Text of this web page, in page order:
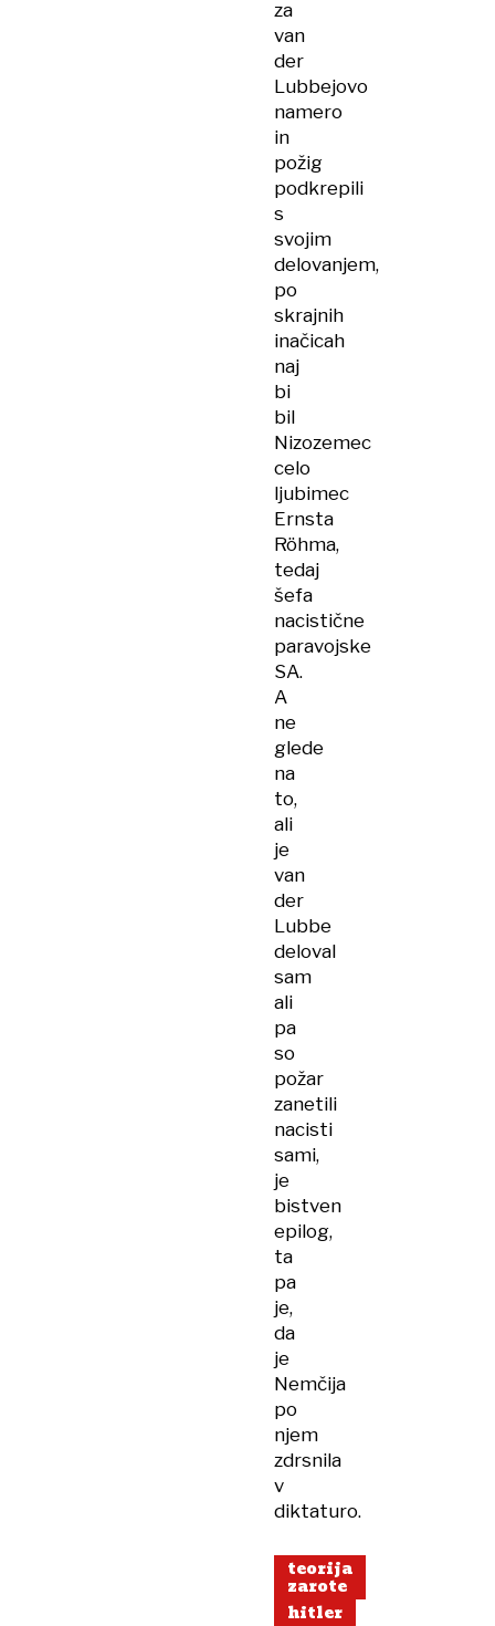
za
van
der
Lubbejovo
namero
in
požig
podkrepili
s
svojim
delovanjem,
po
skrajnih
inačicah
naj
bi
bil
Nizozemec
celo
ljubimec
Ernsta
Röhma,
tedaj
šefa
nacistične
paravojske
SA.
A
ne
glede
na
to,
ali
je
van
der
Lubbe
deloval
sam
ali
pa
so
požar
zanetili
nacisti
sami,
je
bistven
epilog,
ta
pa
je,
da
je
Nemčija
po
njem
zdrsnila
v
diktaturo.
teorija
zarote
hitler